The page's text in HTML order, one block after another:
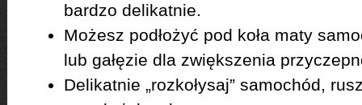
bardzo delikatnie.
Możesz podłożyć pod koła maty
lub gałęzie dla zwiększenia
Delikatnie „rozkołysaj” samochód,